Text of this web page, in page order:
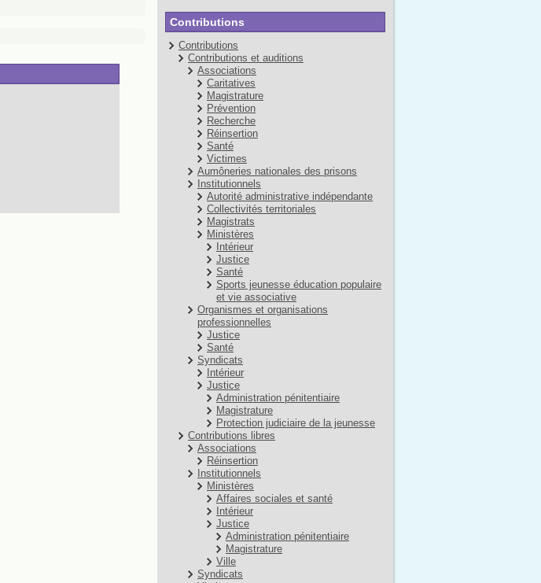
Contributions
Contributions
Contributions et auditions
Associations
Caritatives
Magistrature
Prévention
Recherche
Réinsertion
Santé
Victimes
Aumôneries nationales des prisons
Institutionnels
Autorité administrative indépendante
Collectivités territoriales
Magistrats
Ministères
Intérieur
Justice
Santé
Sports jeunesse éducation populaire
et vie associative
Organismes et organisations
professionnelles
Justice
Santé
Syndicats
Intérieur
Justice
Administration pénitentiaire
Magistrature
Protection judiciaire de la jeunesse
Contributions libres
Associations
Réinsertion
Institutionnels
Ministères
Affaires sociales et santé
Intérieur
Justice
Administration pénitentiaire
Magistrature
Ville
Syndicats